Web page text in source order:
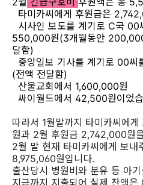
타미카씨에게 후원금은
시사인 보도를 계기로 C국 00
550,000원(3개월동안
달함)
중앙일보 기사를 계기로 00씨
(전액 전달함)
산울교회에서 1,600,000원
싸이월드에서 42,500원이었
따라서 1월말까지 타미카씨에
원과 2월 후원금 2,742,000원
2월 말 현재 타미카씨에게 보내
8,975,060원입니다.
출산당시 병원비와 분유 등 아
지금까지 지출되어 실제 잔액